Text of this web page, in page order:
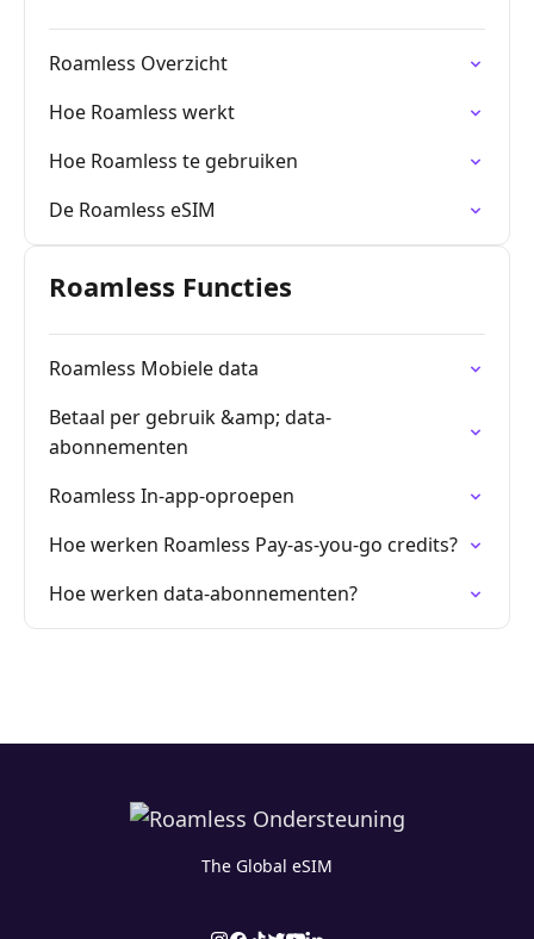
Roamless Overzicht
Hoe Roamless werkt
Hoe Roamless te gebruiken
De Roamless eSIM
Roamless Functies
Roamless Mobiele data
Betaal per gebruik &amp; data-
abonnementen
Roamless In-app-oproepen
Hoe werken Roamless Pay-as-you-go credits?
Hoe werken data-abonnementen?
The Global eSIM